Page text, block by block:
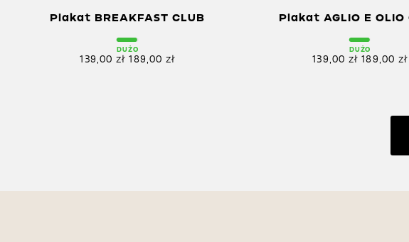
Plakat BREAKFAST CLUB
DUŻO
139,00 zł 189,00 zł
Plakat AGLIO E OLIO
DUŻO
139,00 zł 189,00 zł